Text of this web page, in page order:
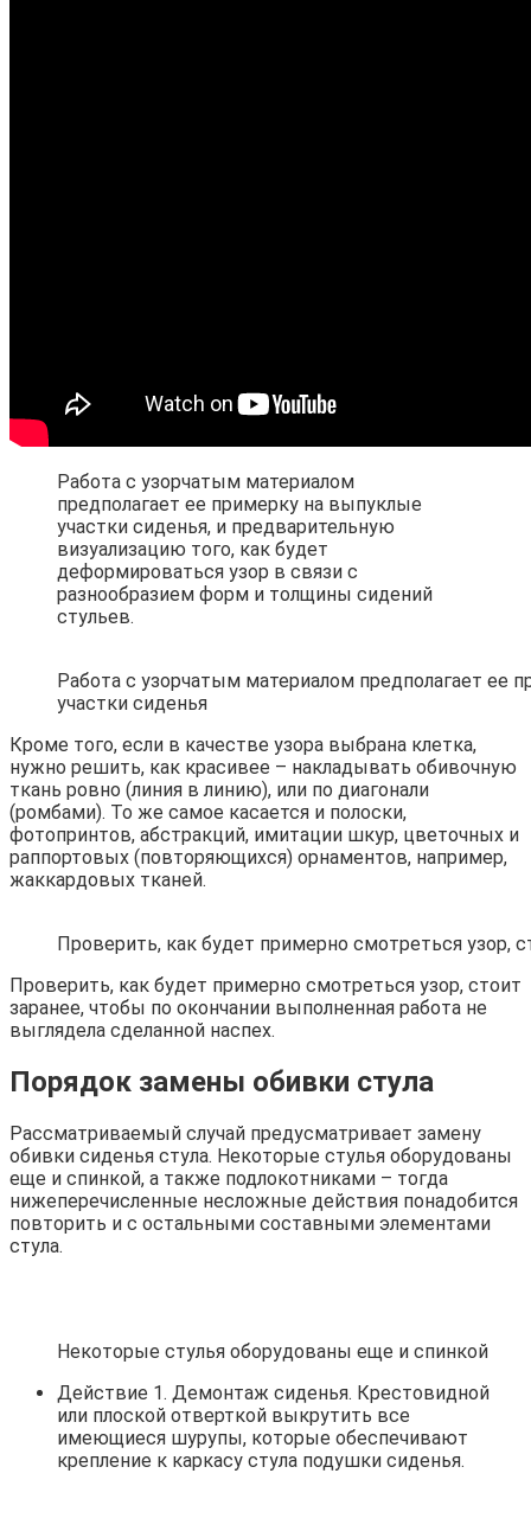
Работа с узорчатым материалом
предполагает ее примерку на выпуклые
участки сиденья, и предварительную
визуализацию того, как будет
деформироваться узор в связи с
разнообразием форм и толщины сидений
стульев.
Работа с узорчатым материалом предполагает ее
участки сиденья
Кроме того, если в качестве узора выбрана клетка,
нужно решить, как красивее – накладывать обивочную
ткань ровно (линия в линию), или по диагонали
(ромбами). То же самое касается и полоски,
фотопринтов, абстракций, имитации шкур, цветочных и
раппортовых (повторяющихся) орнаментов, например,
жаккардовых тканей.
Проверить, как будет примерно смотреться узор,
Проверить, как будет примерно смотреться узор, стоит
заранее, чтобы по окончании выполненная работа не
выглядела сделанной наспех.
Порядок замены обивки стула
Рассматриваемый случай предусматривает замену
обивки сиденья стула. Некоторые стулья оборудованы
еще и спинкой, а также подлокотниками – тогда
нижеперечисленные несложные действия понадобится
повторить и с остальными составными элементами
стула.
Некоторые стулья оборудованы еще и спинкой
Действие 1. Демонтаж сиденья. Крестовидной
или плоской отверткой выкрутить все
имеющиеся шурупы, которые обеспечивают
крепление к каркасу стула подушки сиденья.